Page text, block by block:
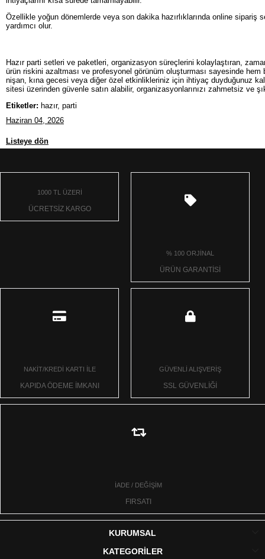
Özellikle yoğun dönemlerde veya son dakika hazırlıklarında online
yardımcı olur.
Hazır parti setleri ve paketleri, organizasyon süreçlerini kolaylaştıran,
ürün riskini azaltması ve profesyonel görünüm oluşturması sayesinde
nişan, kına gecesi veya diğer özel etkinlikleriniz için ihtiyaç duyduğunuz
sitesi üzerinden güvenle satın alabilir, organizasyonlarınızı zahmetsiz ve
Etiketler: hazır, parti
Haziran 04, 2026
Listeye dön
1000 TL ÜZERİ
ÜCRETSİZ KARGO
% 100 ORJİNAL
ÜRÜN GARANTİSİ
NAKİT/KREDİ KARTI İLE
KAPIDA ÖDEME İMKANI
GÜVENLİ ALIŞVERİŞ
SSL GÜVENLİĞİ
İADE / DEĞİŞİM
FIRSATI
KURUMSAL
KATEGORİLER